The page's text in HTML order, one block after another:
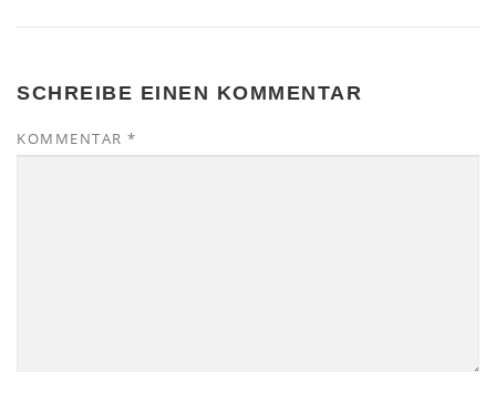
SCHREIBE EINEN KOMMENTAR
KOMMENTAR *